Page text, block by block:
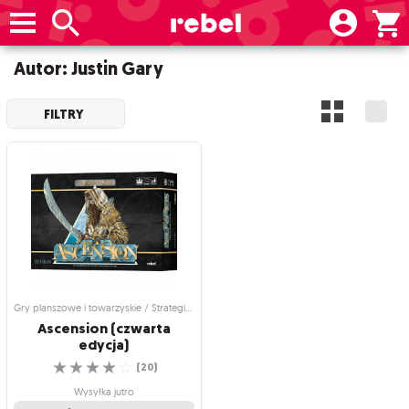
Autor: Justin Gary
FILTRY
Gry planszowe i towarzyskie / Strategiczne gry planszowe
Ascension (czwarta
edycja)
☆
☆
☆
☆ (20)
Wysyłka jutro